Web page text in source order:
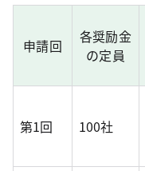
申請回
各奨励金
の定員
第1回 100社